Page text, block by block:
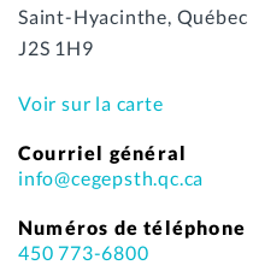
Saint-Hyacinthe, Québec
J2S 1H9
Voir sur la carte
Courriel général
info@cegepsth.qc.ca
Numéros de téléphone
450 773-6800